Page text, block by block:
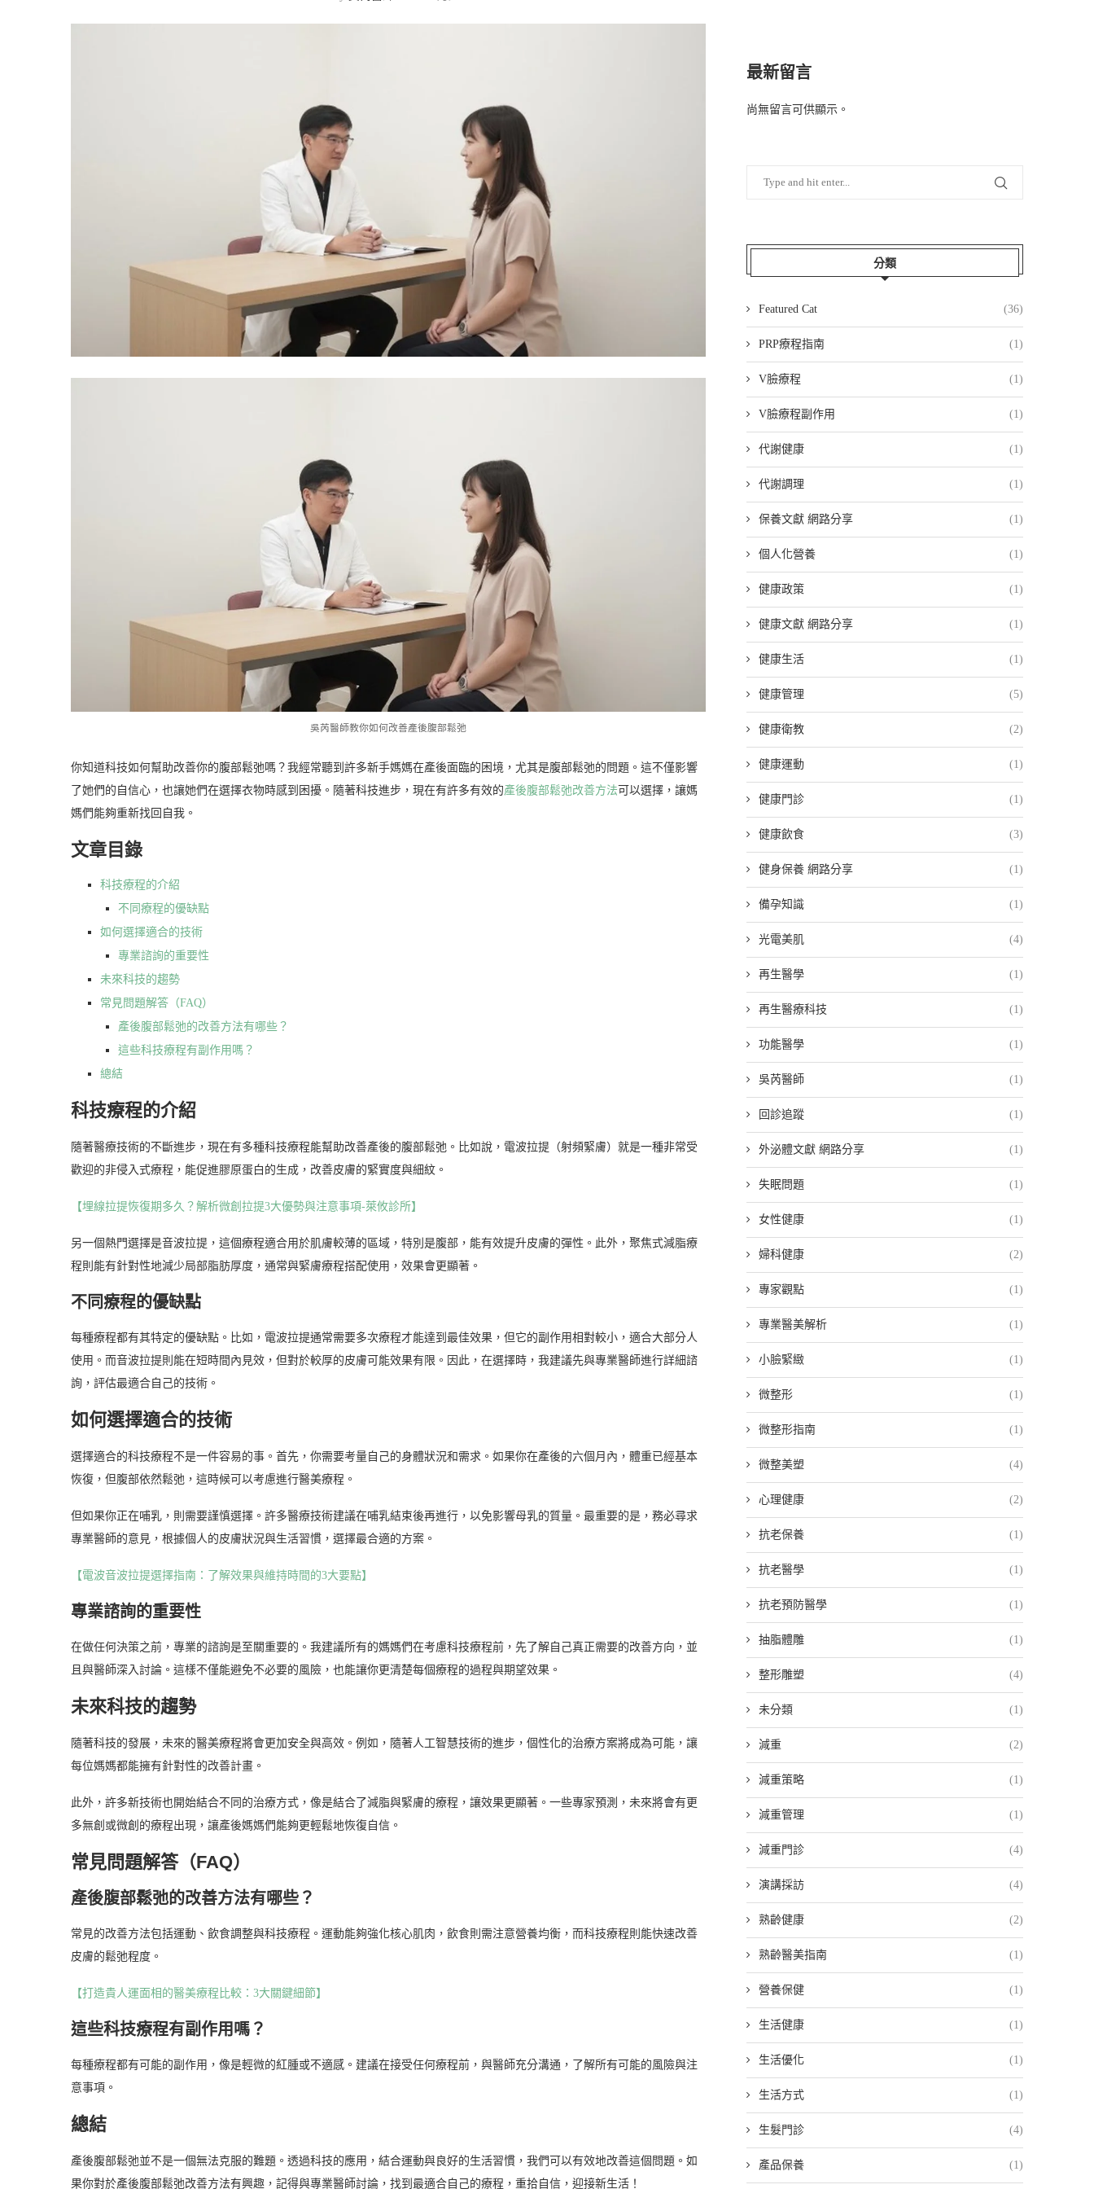
吳芮醫師教你如何改善產後腹部鬆弛
你知道科技如何幫助改善你的腹部鬆弛嗎？我經常聽到許多新手媽媽在產後面臨的困境，尤其是腹部鬆弛的問題。這不僅影響
了她們的自信心，也讓她們在選擇衣物時感到困擾。隨著科技進步，現在有許多有效的產後腹部鬆弛改善方法可以選擇，讓媽
媽們能夠重新找回自我。
文章目錄
科技療程的介紹
不同療程的優缺點
如何選擇適合的技術
專業諮詢的重要性
未來科技的趨勢
常見問題解答（FAQ）
產後腹部鬆弛的改善方法有哪些？
這些科技療程有副作用嗎？
總結
科技療程的介紹
隨著醫療技術的不斷進步，現在有多種科技療程能幫助改善產後的腹部鬆弛。比如說，電波拉提（射頻緊膚）就是一種非常受
歡迎的非侵入式療程，能促進膠原蛋白的生成，改善皮膚的緊實度與細紋。
【埋線拉提恢復期多久？解析微創拉提3大優勢與注意事項-萊攸診所】
另一個熱門選擇是音波拉提，這個療程適合用於肌膚較薄的區域，特別是腹部，能有效提升皮膚的彈性。此外，聚焦式減脂療
程則能有針對性地減少局部脂肪厚度，通常與緊膚療程搭配使用，效果會更顯著。
不同療程的優缺點
每種療程都有其特定的優缺點。比如，電波拉提通常需要多次療程才能達到最佳效果，但它的副作用相對較小，適合大部分人
使用。而音波拉提則能在短時間內見效，但對於較厚的皮膚可能效果有限。因此，在選擇時，我建議先與專業醫師進行詳細諮
詢，評估最適合自己的技術。
如何選擇適合的技術
選擇適合的科技療程不是一件容易的事。首先，你需要考量自己的身體狀況和需求。如果你在產後的六個月內，體重已經基本
恢復，但腹部依然鬆弛，這時候可以考慮進行醫美療程。
但如果你正在哺乳，則需要謹慎選擇。許多醫療技術建議在哺乳結束後再進行，以免影響母乳的質量。最重要的是，務必尋求
專業醫師的意見，根據個人的皮膚狀況與生活習慣，選擇最合適的方案。
【電波音波拉提選擇指南：了解效果與維持時間的3大要點】
專業諮詢的重要性
在做任何決策之前，專業的諮詢是至關重要的。我建議所有的媽媽們在考慮科技療程前，先了解自己真正需要的改善方向，並
且與醫師深入討論。這樣不僅能避免不必要的風險，也能讓你更清楚每個療程的過程與期望效果。
未來科技的趨勢
隨著科技的發展，未來的醫美療程將會更加安全與高效。例如，隨著人工智慧技術的進步，個性化的治療方案將成為可能，讓
每位媽媽都能擁有針對性的改善計畫。
此外，許多新技術也開始結合不同的治療方式，像是結合了減脂與緊膚的療程，讓效果更顯著。一些專家預測，未來將會有更
多無創或微創的療程出現，讓產後媽媽們能夠更輕鬆地恢復自信。
常見問題解答（FAQ）
產後腹部鬆弛的改善方法有哪些？
常見的改善方法包括運動、飲食調整與科技療程。運動能夠強化核心肌肉，飲食則需注意營養均衡，而科技療程則能快速改善
皮膚的鬆弛程度。
【打造貴人運面相的醫美療程比較：3大關鍵細節】
這些科技療程有副作用嗎？
每種療程都有可能的副作用，像是輕微的紅腫或不適感。建議在接受任何療程前，與醫師充分溝通，了解所有可能的風險與注
意事項。
總結
產後腹部鬆弛並不是一個無法克服的難題。透過科技的應用，結合運動與良好的生活習慣，我們可以有效地改善這個問題。如
果你對於產後腹部鬆弛改善方法有興趣，記得與專業醫師討論，找到最適合自己的療程，重拾自信，迎接新生活！
最新留言
尚無留言可供顯示。
分類
Featured Cat (36)
PRP療程指南 (1)
V臉療程 (1)
V臉療程副作用 (1)
代謝健康 (1)
代謝調理 (1)
保養文獻 網路分享 (1)
個人化營養 (1)
健康政策 (1)
健康文獻 網路分享 (1)
健康生活 (1)
健康管理 (5)
健康衛教 (2)
健康運動 (1)
健康門診 (1)
健康飲食 (3)
健身保養 網路分享 (1)
備孕知識 (1)
光電美肌 (4)
再生醫學 (1)
再生醫療科技 (1)
功能醫學 (1)
吳芮醫師 (1)
回診追蹤 (1)
外泌體文獻 網路分享 (1)
失眠問題 (1)
女性健康 (1)
婦科健康 (2)
專家觀點 (1)
專業醫美解析 (1)
小臉緊緻 (1)
微整形 (1)
微整形指南 (1)
微整美塑 (4)
心理健康 (2)
抗老保養 (1)
抗老醫學 (1)
抗老預防醫學 (1)
抽脂體雕 (1)
整形雕塑 (4)
未分類 (1)
減重 (2)
減重策略 (1)
減重管理 (1)
減重門診 (4)
演講採訪 (4)
熟齡健康 (2)
熟齡醫美指南 (1)
營養保健 (1)
生活健康 (1)
生活優化 (1)
生活方式 (1)
生髮門診 (4)
產品保養 (1)